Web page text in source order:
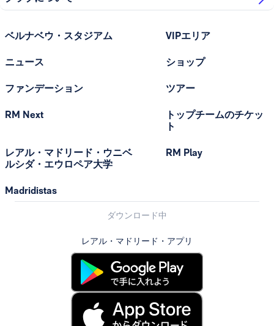
ベルナベウ・スタジアム
ニュース
ファンデーション
RM Next
レアル・マドリード・ウニベ
ルシダ・エウロペア大学
Madridistas
VIPエリア
ショップ
ツアー
トップチームのチケッ
ト
RM Play
ダウンロード中
レアル・マドリード・アプリ